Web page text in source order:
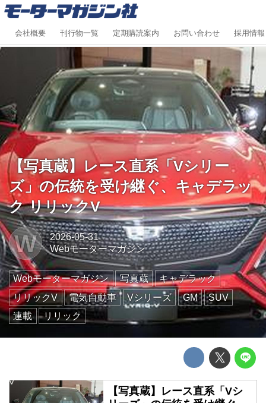
会社概要 刊行物一覧 定期購読案内 お問い合わせ 採用情報
【写真蔵】レース直系「Vシリー
ズ」の伝統を受け継ぐ、キャデラッ
ク リリックV
W
2026-05-31
Webモーターマガジン
Webモーターマガジン 写真蔵
キャデラック
リリックV
電気自動車 Vシリーズ GM
SUV
連載
リリック
【写真蔵】レース直系「Vシ